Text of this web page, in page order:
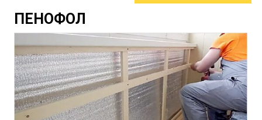
ПЕНОФОЛ